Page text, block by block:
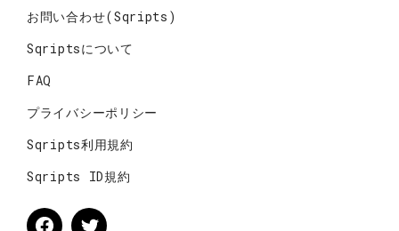
お問い合わせ(Sqripts)
Sqriptsについて
FAQ
プライバシーポリシー
Sqripts利用規約
Sqripts ID規約